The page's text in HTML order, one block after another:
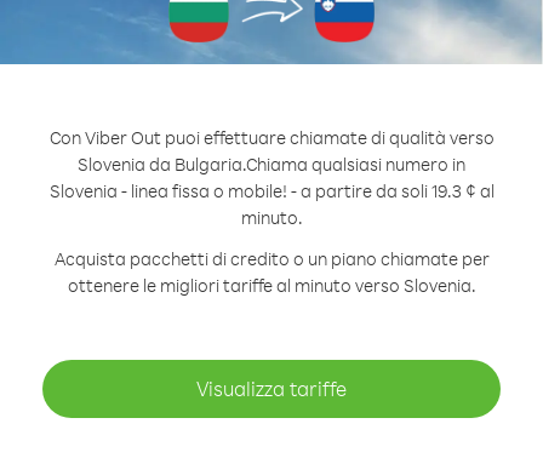
Con Viber Out puoi effettuare chiamate di qualità verso
Slovenia da Bulgaria.Chiama qualsiasi numero in
Slovenia - linea fissa o mobile! - a partire da soli 19.3 ¢ al
minuto.
Acquista pacchetti di credito o un piano chiamate per
ottenere le migliori tariffe al minuto verso Slovenia.
Visualizza tariffe